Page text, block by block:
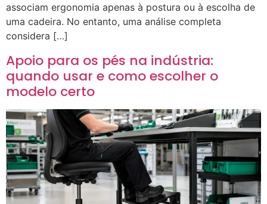
associam ergonomia apenas à postura ou à escolha de
uma cadeira. No entanto, uma análise completa
considera […]
Apoio para os pés na indústria:
quando usar e como escolher o
modelo certo